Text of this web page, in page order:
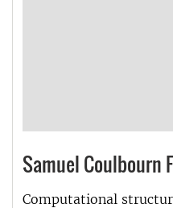
Samuel Coulbourn
Computational